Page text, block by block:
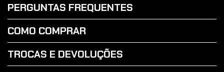
PERGUNTAS FREQUENTES
COMO COMPRAR
TROCAS E DEVOLUÇÕES